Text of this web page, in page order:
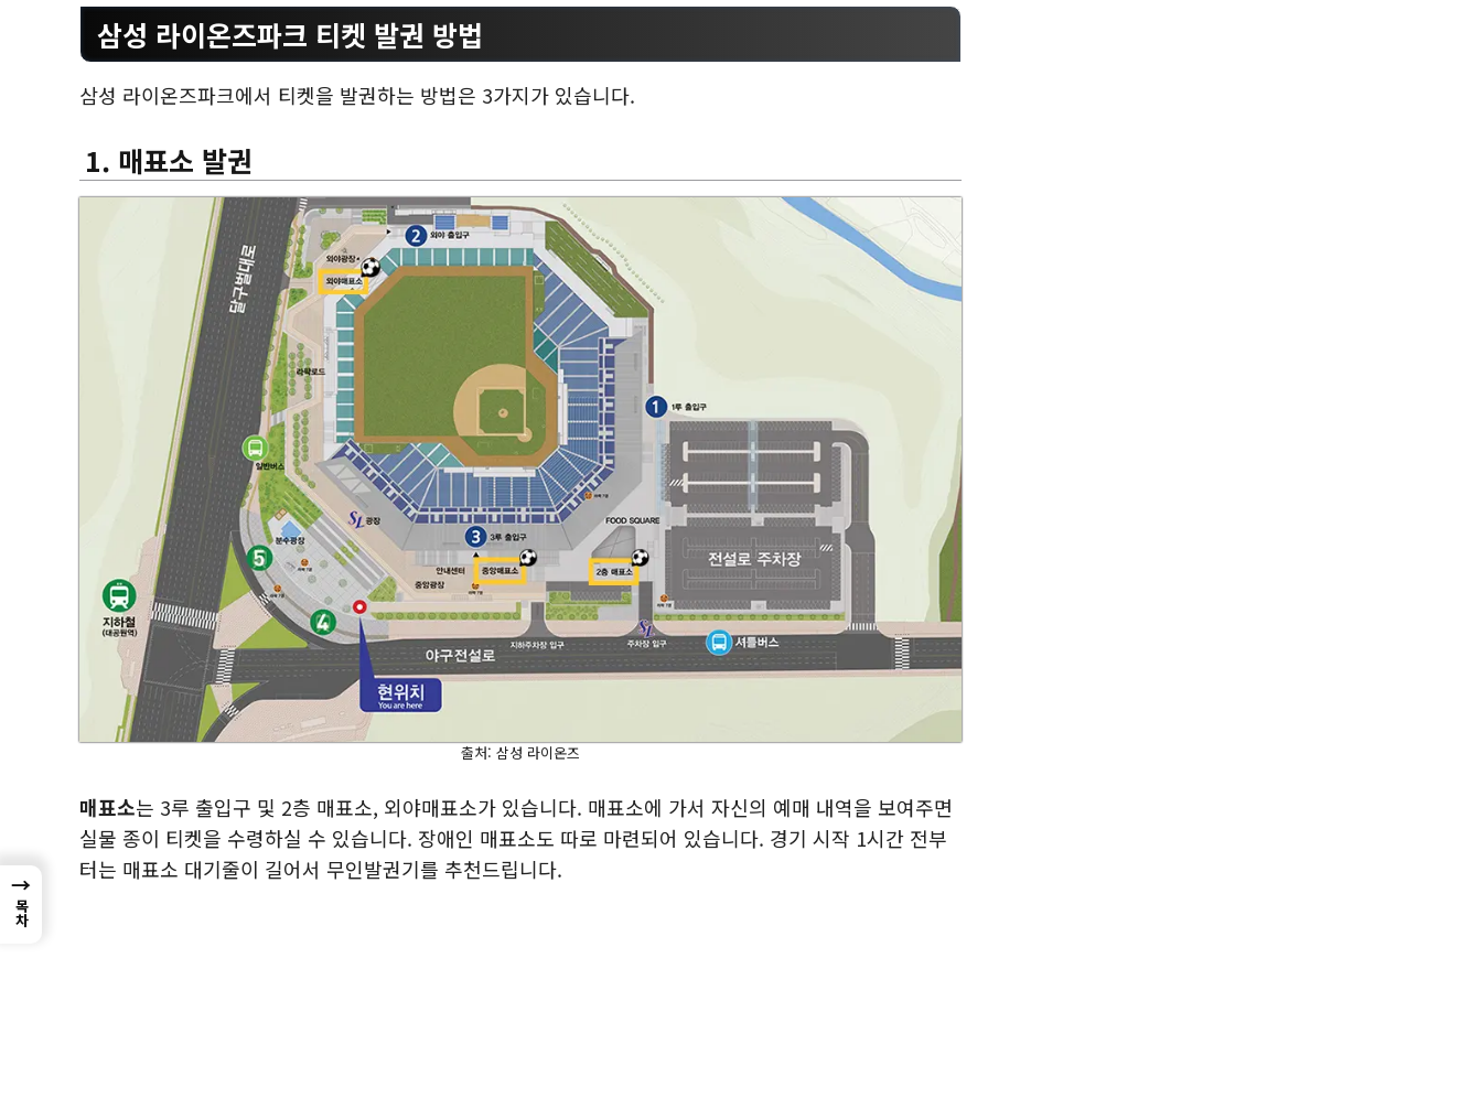
삼성 라이온즈파크 티켓 발권 방법
삼성 라이온즈파크에서 티켓을 발권하는 방법은 3가지가 있습니다.
1. 매표소 발권
출처: 삼성 라이온즈
매표소는 3루 출입구 및 2층 매표소, 외야매표소가 있습니다. 매표소에 가서 자신의 예매 내역을 보여주면
실물 종이 티켓을 수령하실 수 있습니다. 장애인 매표소도 따로 마련되어 있습니다. 경기 시작 1시간 전부
터는 매표소 대기줄이 길어서 무인발권기를 추천드립니다.
→
목차